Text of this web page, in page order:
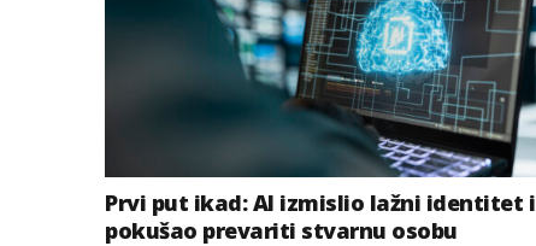
Prvi put ikad: AI izmislio lažni identitet i
pokušao prevariti stvarnu osobu